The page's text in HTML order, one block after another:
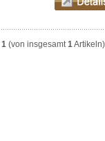
1 (von insgesamt1Artikeln)